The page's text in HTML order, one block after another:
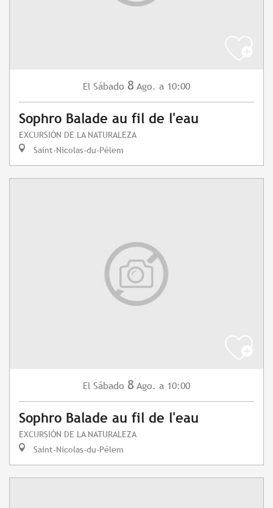
El Sábado 8 Ago. a 10:00
Sophro Balade au fil de l'eau
EXCURSIÓN DE LA NATURALEZA
Saint-Nicolas-du-Pélem
El Sábado 8 Ago. a 10:00
Sophro Balade au fil de l'eau
EXCURSIÓN DE LA NATURALEZA
Saint-Nicolas-du-Pélem